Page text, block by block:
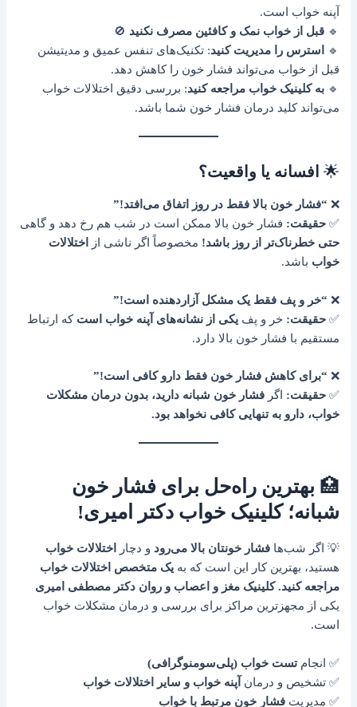
آپنه خواب است.
🔹قبل از خواب نمک و کافئین مصرف نکنید 🚫
🔹
استرس را مدیریت کنید: تکنیک‌های تنفس عمیق و مدیتیشن
قبل از خواب می‌تواند فشار خون را کاهش دهد.
🔹به کلینیک خواب مراجعه کنید: بررسی دقیق اختلالات خواب
می‌تواند کلید درمان فشار خون شما باشد.
🌟 افسانه یا واقعیت؟
❌ “فشار خون بالا فقط در روز اتفاق می‌افتد!”
✅حقیقت: فشار خون بالا ممکن است در شب هم رخ دهد و گاهی
حتی خطرناک‌تر از روز باشد! مخصوصاً اگر ناشی از
اختلالات
خواب باشد.
❌ “خر و پف فقط یک مشکل آزاردهنده است!”
✅حقیقت: خر و پفیکی از نشانه‌های آپنه خواب است که ارتباط
مستقیم با فشار خون بالا دارد.
❌ “برای کاهش فشار خون فقط دارو کافی است!”
✅حقیقت: اگرفشار خون شبانه دارید، بدون درمان مشکلات
خواب، دارو به تنهایی کافی نخواهد بود.
🏥 بهترین راه‌حل برای فشار خون
شبانه؛ کلینیک خواب دکتر امیری!
💡 اگر شب‌هافشار خونتان بالا می‌رود و دچار
اختلالات خواب
هستید، بهترین کار این است که بهیک متخصص اختلالات خواب
مراجعه کنید. کلینیک مغز و اعصاب و روان دکتر مصطفی امیری
یکی از مجهزترین مراکز برای بررسی و درمان مشکلات خواب
است.
✅ انجامتست خواب (پلی‌سومنوگرافی)
✅ تشخیص و درمان آپنه خواب و سایر اختلالات خواب
✅ مدیریتفشار خون مرتبط با خواب